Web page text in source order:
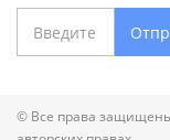
© Все права